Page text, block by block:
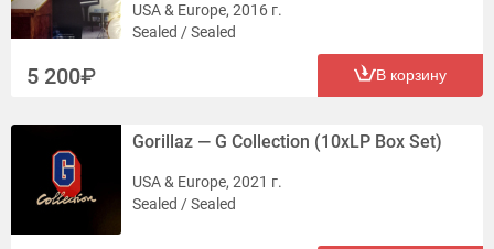
USA & Europe, 2016 г.
Sealed / Sealed
5 200 В корзину
Gorillaz — G Collection (10xLP Box Set)
USA & Europe, 2021 г.
Sealed / Sealed